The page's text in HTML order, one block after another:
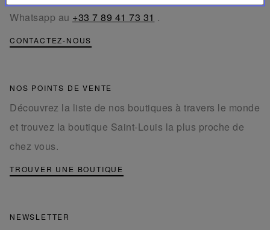
Whatsapp au +33 7 89 41 73 31 .
CONTACTEZ-NOUS
NOS POINTS DE VENTE
Découvrez la liste de nos boutiques à travers le monde
et trouvez la boutique Saint-Louis la plus proche de
chez vous.
TROUVER UNE BOUTIQUE
NEWSLETTER